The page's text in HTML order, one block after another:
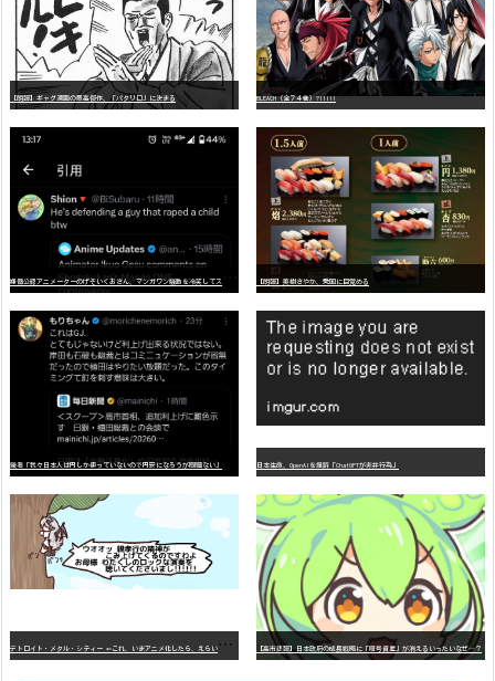
【朗報】ギャグ漫画の最高傑作、「パタリロ」に決まる BLEACH（全７４巻）?!!!!!
【朗報】美樹さやか、愛国に目覚める
識者「我々日本人は円しか使っていないので円安になろうが問題ない」 日本生命、OpenAIを提訴「ChatGPTが非弁行為」
デ
トロイト・メタル・シティー ⇐これ、いまアニメ化したら、えらいことになってたよな？ 【高市悲報】日本政府の成長戦略に「暗号資産」が消えるいったいなぜ…？